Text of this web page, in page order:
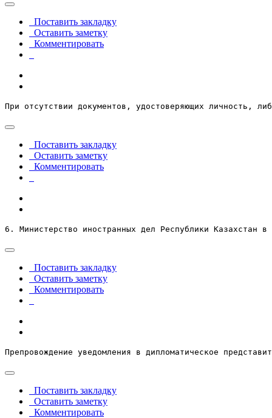
Поставить закладку
Оставить заметку
Комментировать
При отсутствии документов, удостоверяющих личность,
Поставить закладку
Оставить заметку
Комментировать
6. Министерство иностранных дел Республики Казахстан
Поставить закладку
Оставить заметку
Комментировать
Препровождение уведомления в дипломатическое
Поставить закладку
Оставить заметку
Комментировать